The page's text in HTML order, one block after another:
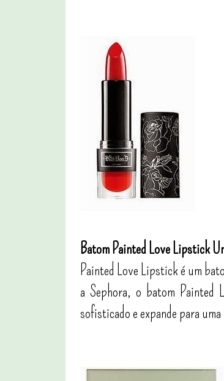
Batom Painted Love Lipstick
Painted Love Lipstick é um
a Sephora, o batom Painted
sofisticado e expande para